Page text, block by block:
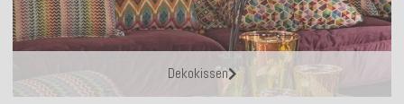
Dekokissen